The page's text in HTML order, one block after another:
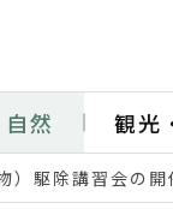
然 観光
）駆除講習会の